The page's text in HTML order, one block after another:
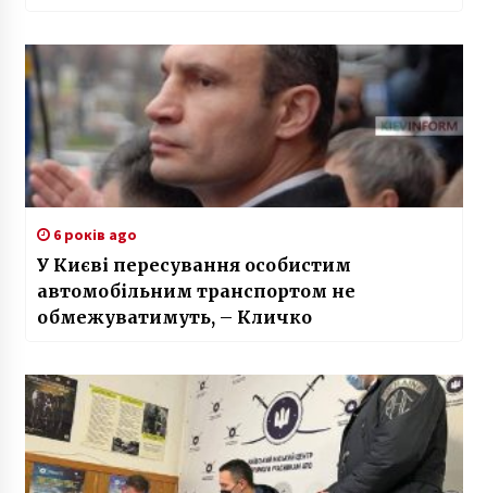
6 років ago
У Києві пересування особистим
автомобільним транспортом не
обмежуватимуть, – Кличко